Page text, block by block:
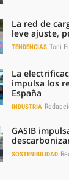
La red de
leve ajuste,
TENDENCIAS Toni
La
impulsa los
España
INDUSTRIA
GASIB
SOSTENIBILIDAD